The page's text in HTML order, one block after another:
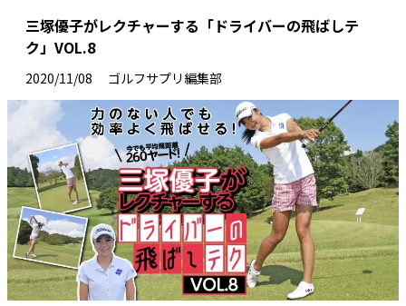
三塚優子がレクチャーする「ドライバーの飛ばしテ
ク」VOL.8
2020/11/08 ゴルフサプリ編集部